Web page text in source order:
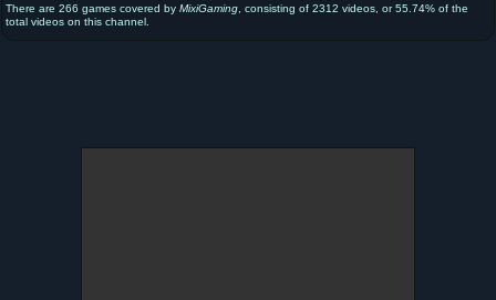
There are 266 games covered by MixiGaming , consisting of 2312 videos, or 55.74% of the
total videos on this channel.